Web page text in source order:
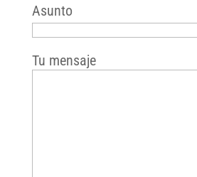
Asunto
Tu mensaje